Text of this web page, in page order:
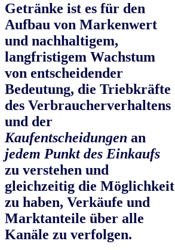
Getränke ist es für den
Aufbau von Markenwert
und nachhaltigem,
langfristigem Wachstum
von entscheidender
Bedeutung, die Triebkräfte
des Verbraucherverhaltens
und der
Kaufentscheidungen an
jedem Punkt des Einkaufs
zu verstehen und
gleichzeitig die Möglichkeit
zu haben, Verkäufe und
Marktanteile über alle
Kanäle zu verfolgen.